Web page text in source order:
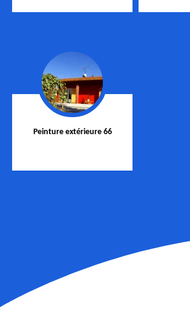
Peinture extérieure 66